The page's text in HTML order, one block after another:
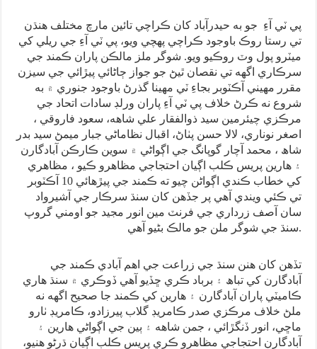
جاري
پي ٽي آءِ جو به حيدرآباد کان ڪراچي تائين مارچ مختلف هنڌن
تي رستا روڪ باوجود ڪراچي پهچي ويو، پي ٽي آءِ جي ريلي کي
ميٽرو پول وٽ روڪيو ويو. شوگر ملز مالڪن پاران ڪمند جي
سرڪاري اگهه تي نقصان ٿيڻ جو جواز ڄاڻائي پيڙائي جي سيزن
مقرر مهيني آڪٽوبر بجاءِ ٽي مهينا گذرڻ باوجود جنوري ۾ به
شروع نه ڪرڻ خلاف پي ٽي آءِ پاران ورلڊ سادات اتحاد جي
مرڪزي چيئرمين سيد ذوالفقار علي شاهه، سعود فاروقي ،
اصغر نوناري، لالا حسن پٺاڻ، اقبال نظاماڻي جبار ميمڻ سيد بدر
شاھ ، محمد آچار گوپانگ جي اڳواڻي ۾ سوين ڪارڪن آبادگارن
۽ هارين پريس ڪلب اڳيان احتجاجي مظاهرو ڪيو ، مظاهري
کي خطاب ڪندي اڳواڻن چيو ته ڪمند جي پيڙهائي 10 آڪٽوبر
تي ڪئي ويندي آهي پر جڏهن کان سنڌ سرڪار جي آشيرواد
سان آصف زرداري جي فرنٽ مين انور مجيد جو اومني گروپ
سنڌ جي شوگر ملن جو مالڪ بڻيو آهي.
تڏهن کان هنن سنڌ جي زراعت جي اهم آبادي ڪمند جي
آبادگارن کي تباھ ۽ برباد ڪري ڇڏيو آهي ڏوڪري ۾ سنڌ هاري
ڪاميٽي پاران آبادگارن ۽ هارين کي ڪمند جا صحيح اگهه نه
ملڻ خلاف مرڪزي صدر ڪامريڊ گلاب پيرزادو، ڪامريڊ ٺارو
ماڇي، انور ڏنگڙائي ، جمن شاهه ۽ ٻين جي اڳواڻي هارين ۽
آبادگارن احتجاجي مظاهرو ڪري پريس ڪلب اڳيان ڌرڻو هنيو،